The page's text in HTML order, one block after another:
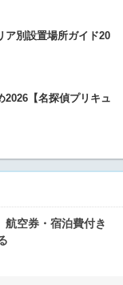
ア別設置場所ガイド20
2026【名探偵プリキュ
空券・宿泊費付き